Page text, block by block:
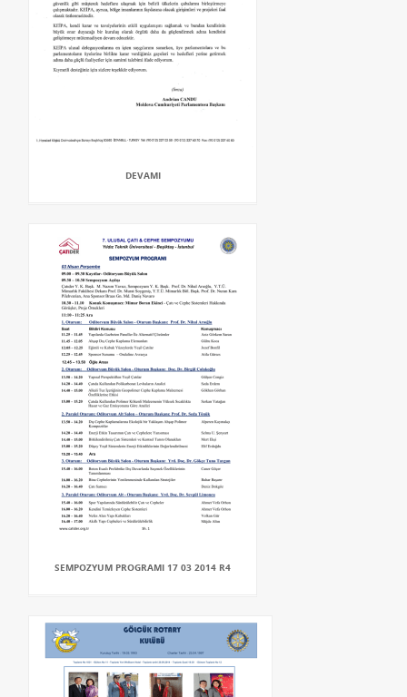
DEVAMI
SEMPOZYUM PROGRAMI 17 03 2014 R4